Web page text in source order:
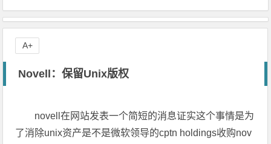
Novell：保留Unix版权
novell在网站发表一个简短的消息证实这个事情是为
了消除unix资产是不是微软领导的cptn holdings收购nov
A+